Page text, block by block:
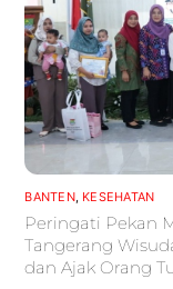
BANTEN, KESEHATAN
Peringati Pekan
Tangerang
dan Ajak Orang